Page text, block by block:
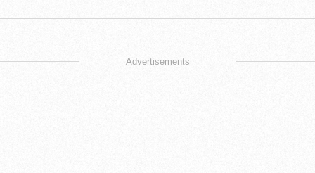
Advertisements